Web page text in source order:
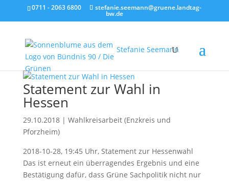
0711 - 2063 6800 stefanie.seemann@gruene.landtag-
bw.de
Stefanie Seemann
Statement zur Wahl in
Hessen
29.10.2018| Wahlkreisarbeit (Enzkreis und
Pforzheim)
2018-10-28, 19:45 Uhr, Statement zur Hessenwahl
Das ist erneut ein überragendes Ergebnis und eine
Bestätigung dafür, dass Grüne Sachpolitik nicht nur